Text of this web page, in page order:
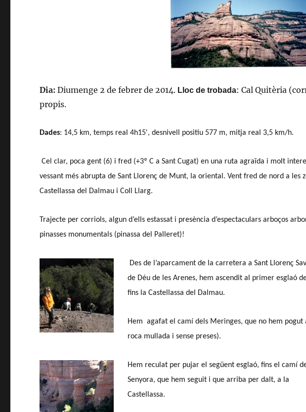
Dia: Diumenge 2 de febrer de 2014. Lloc de trobada: Cal Quitèria
propis.
Dades: 14,5 km, temps real 4h15′, desnivell positiu 577 m, mitja real 3,5 km/h.
Cel clar, poca gent (6) i fred (+3º C a Sant Cugat) en una ruta agraïda i molt
vessant més abrupta de Sant Llorenç de Munt, la oriental. Vent fred de nord a les
Castellassa del Dalmau i Coll Llarg.
Trajecte per corriols, algun d’ells estassat i presència d’espectaculars arboços
pinasses monumentals (pinassa del Palleret)!
Des de l’aparcament de la carretera a Sant Llorenç
de Déu de les Arenes, hem ascendit al primer esglaó
fins la Castellassa del Dalmau.
Hem agafat el camí dels Meringes, que no hem
roca mullada i sense preses).
Hem reculat per pujar el següent esglaó, fins el camí
Senyora, que hem seguit i que arriba per dalt, a la
Castellassa.